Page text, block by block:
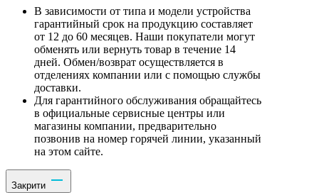
В зависимости от типа и модели устройства
гарантийный срок на продукцию составляет
от 12 до 60 месяцев. Наши покупатели могут
обменять или вернуть товар в течение 14
дней. Обмен/возврат осуществляется в
отделениях компании или с помощью службы
доставки.
Для гарантийного обслуживания обращайтесь
в официальные сервисные центры или
магазины компании, предварительно
позвонив на номер горячей линии, указанный
на этом сайте.
Закрити